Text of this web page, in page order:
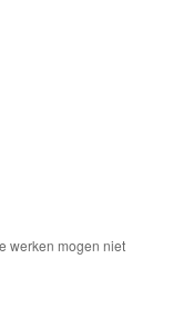
werken mogen niet